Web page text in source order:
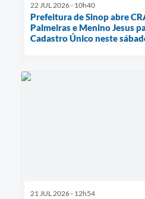
22 JUL 2026 - 10h40
Prefeitura de Sinop abre
Palmeiras e Menino Jesus
Cadastro Único neste
21 JUL 2026 - 12h54